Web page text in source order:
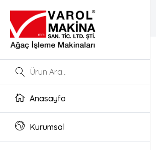
Anasayfa
Kurumsal